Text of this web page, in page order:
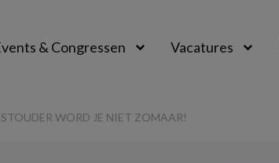
& Congressen Vacatures
WORD JE NIET ZOMAAR!